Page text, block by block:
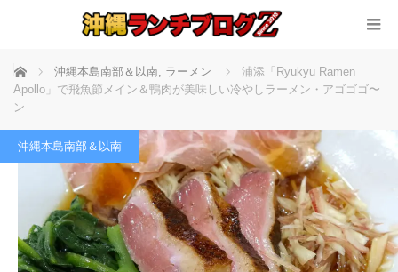
ホーム 沖縄本島南部＆以南, ラーメン
浦添「Ryukyu Ramen
Apollo」で飛魚節メイン＆鴨肉が美味しい冷やしラーメン・アゴゴゴ〜
ン
沖縄本島南部＆以南